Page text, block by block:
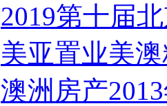
2019第十届
美亚置业美
澳洲房产